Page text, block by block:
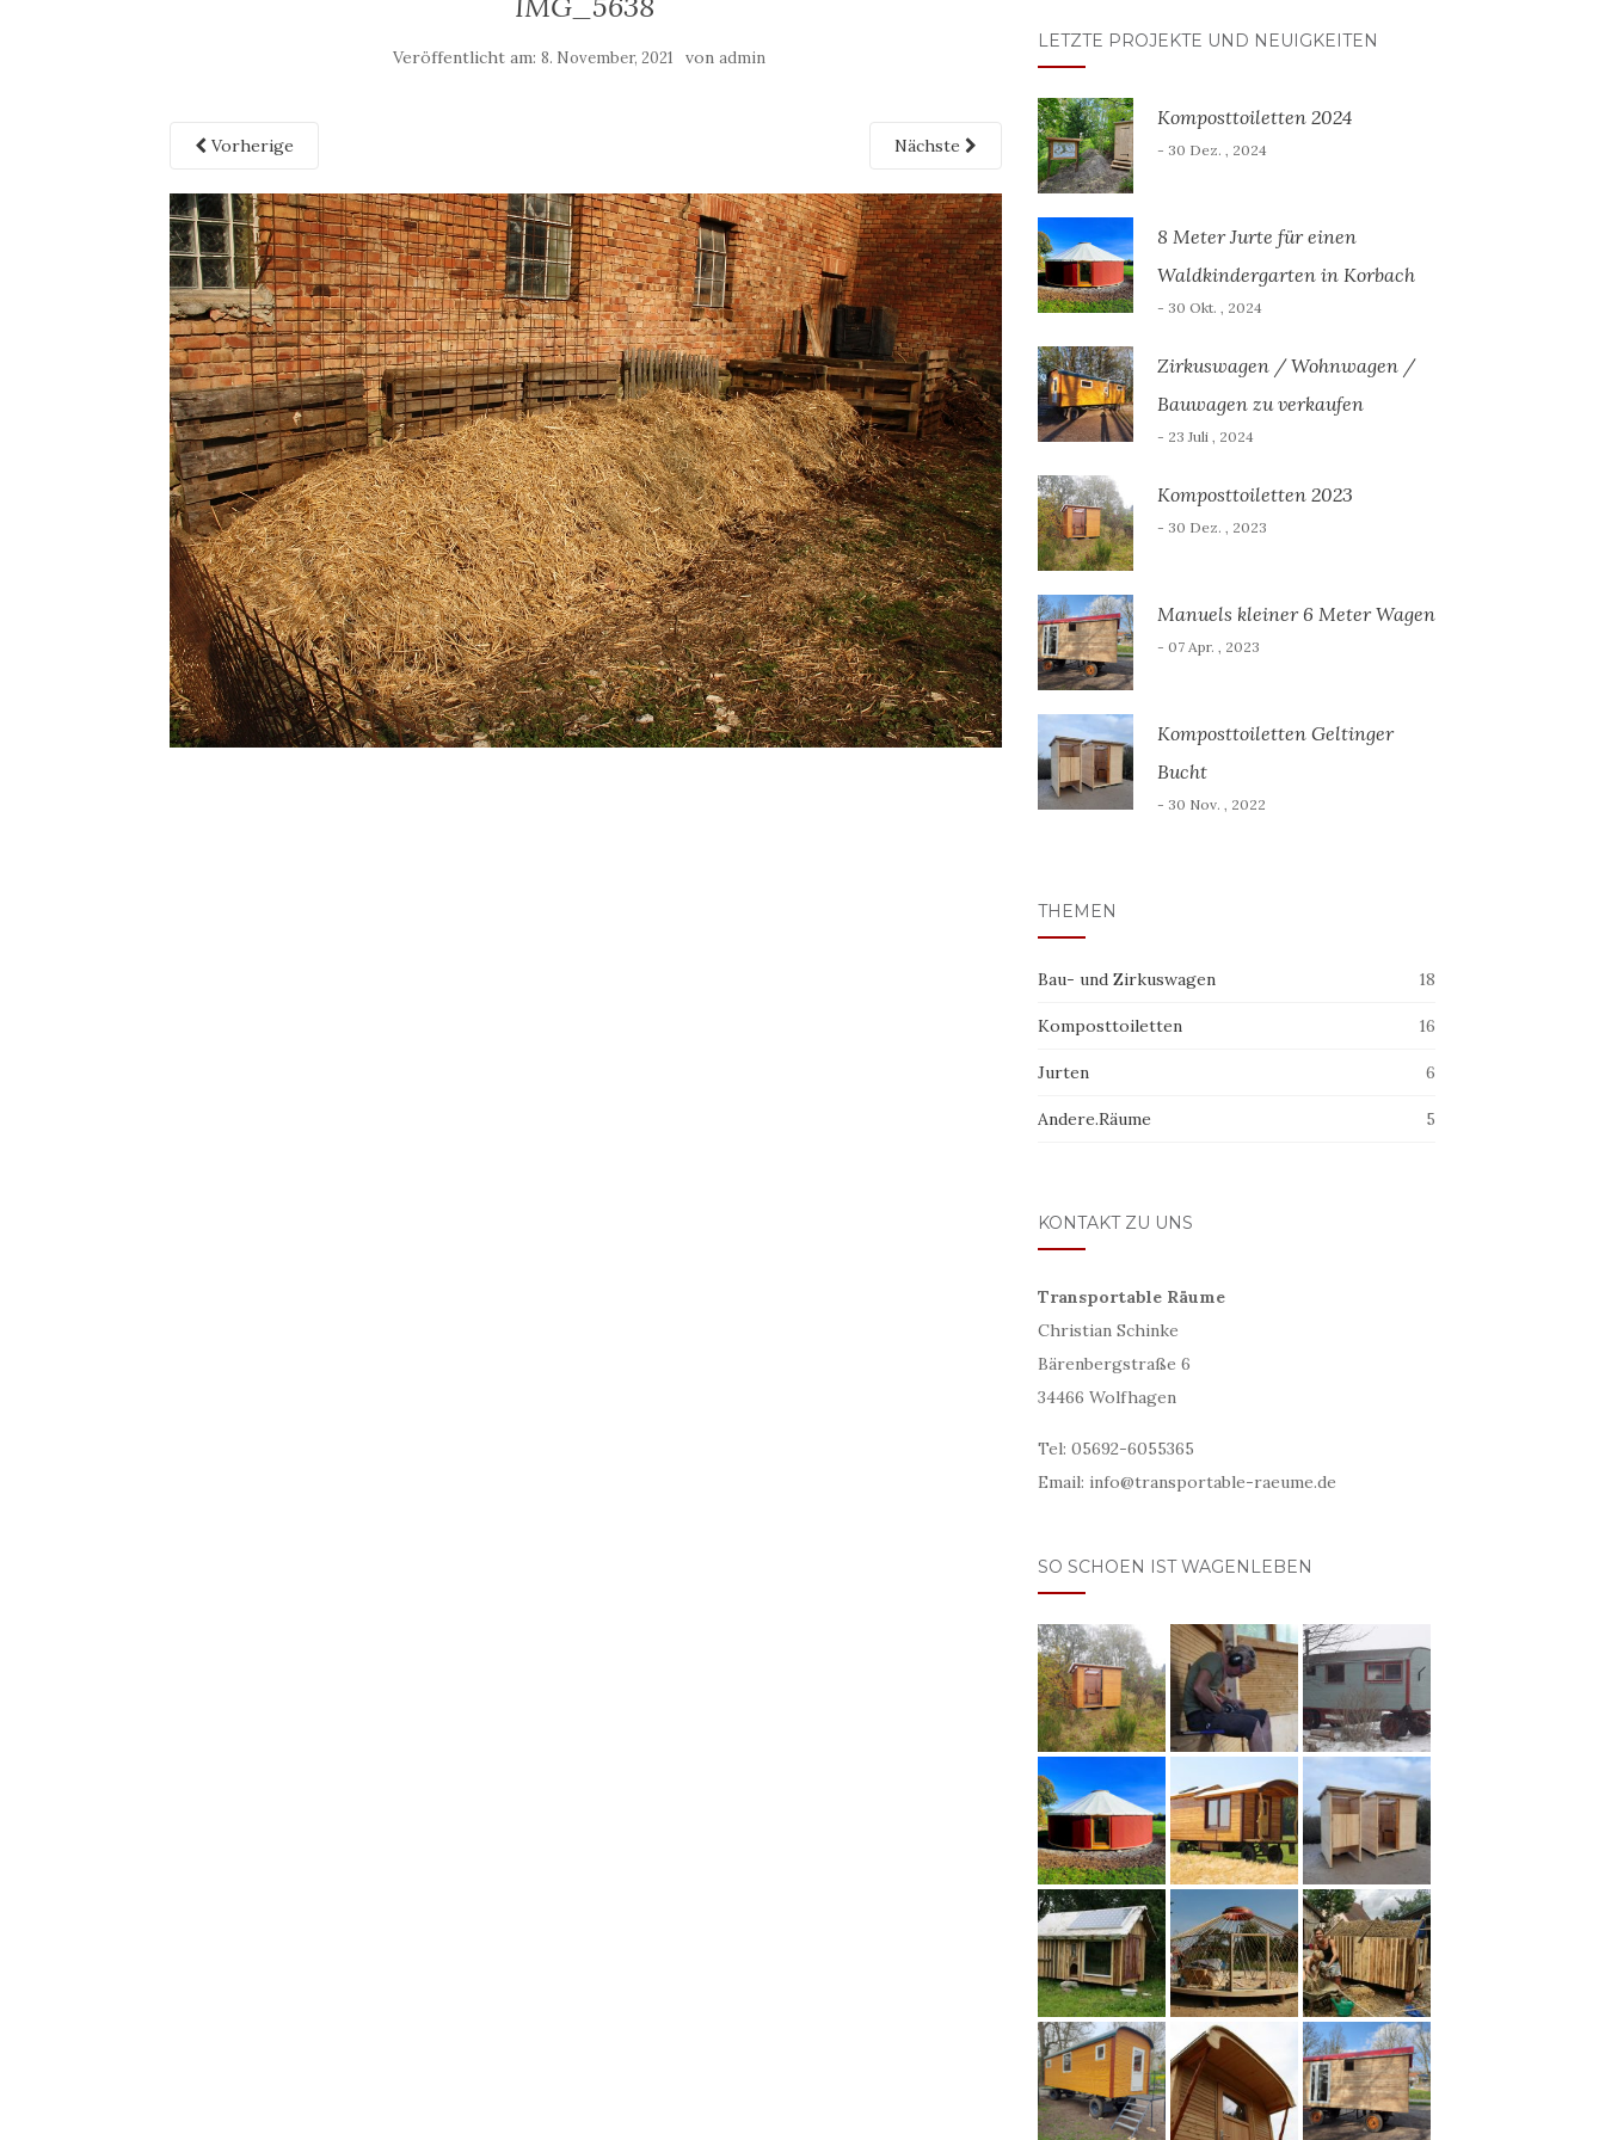
Veröffentlicht am:8. November, 2021 vonadmin
Vorherige Nächste
LETZTE PROJEKTE UND NEUIGKEITEN
Komposttoiletten 2024
- 30 Dez. , 2024
8 Meter Jurte für einen
Waldkindergarten in Korbach
- 30 Okt. , 2024
Zirkuswagen / Wohnwagen /
Bauwagen zu verkaufen
- 23 Juli , 2024
Komposttoiletten 2023
- 30 Dez. , 2023
Manuels kleiner 6 Meter Wagen
- 07 Apr. , 2023
Komposttoiletten Geltinger
Bucht
- 30 Nov. , 2022
THEMEN
Bau- und Zirkuswagen 18
Komposttoiletten 16
Jurten 6
Andere.Räume 5
KONTAKT ZU UNS
Transportable Räume
Christian Schinke
Bärenbergstraße 6
34466 Wolfhagen
Tel: 05692-6055365
Email: info@transportable-raeume.de
SO SCHOEN IST WAGENLEBEN